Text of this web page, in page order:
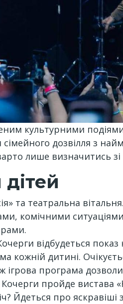
культурними
дозвілля з
лише визначитись
та театральна
комічними
Кочерги відбудеться
кожній дитині.
ігрова програма
Кочерги пройде
Йдеться про